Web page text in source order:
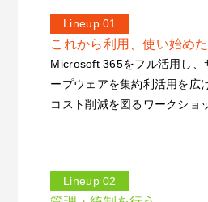
Lineup 01
これから利用、使い始め
Microsoft 365をフル活用し、
ープウェアを集約利活用を広
コスト削減を図るワークショ
Lineup 02